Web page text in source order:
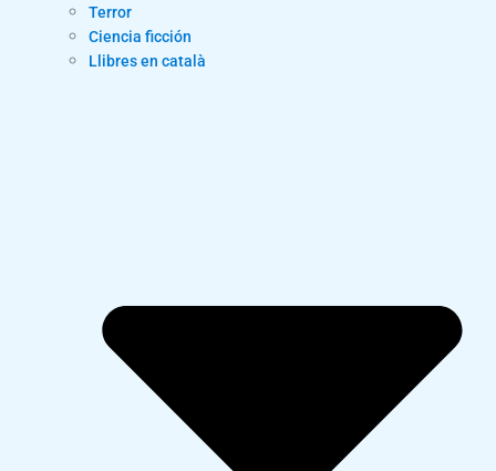
Terror
Ciencia ficción
Llibres en català